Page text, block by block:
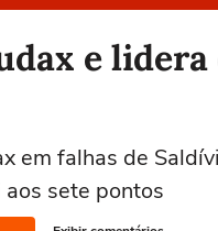
e lidera
em falhas de
sete pontos